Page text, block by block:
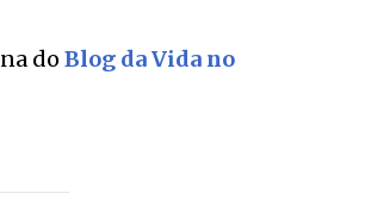
do Blog da Vida no